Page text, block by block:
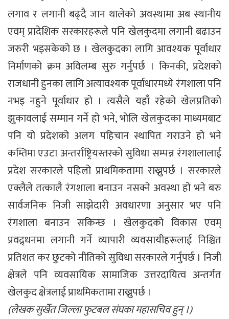
लगाव र लगानी बढ्दै जान थालेको अवस्थामा अब स्थानीय
एवम् प्रादेशिक सरकारहरूले पनि खेलकुदमा लगानी बढाउन
जरुरी भइसकेको छ । खेलकुदका लागि आवश्यक पूर्वाधार
निर्माणको क्रम अविलम्ब सुरु गर्नुपर्छ । किनकी, प्रदेशको
राजधानी हुनका लागि अत्यावश्यक पूर्वाधारमध्ये रंगशाला पनि
नभइ नहुने पूर्वाधार हो । त्यसैले यहाँ रहेको खेलप्रतिको
झुकावलाई सम्मान गर्ने हो भने, भोलि खेलकुदका माध्यमबाट
पनि यो प्रदेशको अलग पहिचान स्थापित गराउने हो भने
कम्तिमा एउटा अन्तर्राष्ट्रियस्तरको सुविधा सम्पन्न रंगशालालाई
प्रदेश सरकारले पहिलो प्राथमिकतामा राख्नुपर्छ । सरकारले
एक्लैले तत्कालै रंगशाला बनाउन नसक्ने अवस्था हो भने बरु
सार्वजनिक निजी साझेदारी अवधारणा अनुसार भए पनि
रंगशाला बनाउन सकिन्छ । खेलकुदको विकास एवम्
प्रवद्र्धनमा लगानी गर्ने व्यापारी व्यवसायीहरूलाई निश्चित
प्रतिशत कर छुटको नीतिको सुविधा सरकारले गर्नुपर्छ । निजी
क्षेत्रले पनि व्यवसायिक सामाजिक उत्तरदायित्व अन्तर्गत
खेलकुद क्षेत्रलाई प्राथमिकतामा राख्नुपर्छ ।
(लेखक सुर्खेत जिल्ला फुटबल संघका महासचिव हुन् ।)